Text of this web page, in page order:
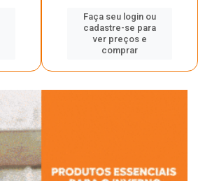
Faça seu login ou
cadastre-se para
ver preços e
comprar